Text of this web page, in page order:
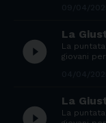
play_circle_filled
La
La
giovani
La
La